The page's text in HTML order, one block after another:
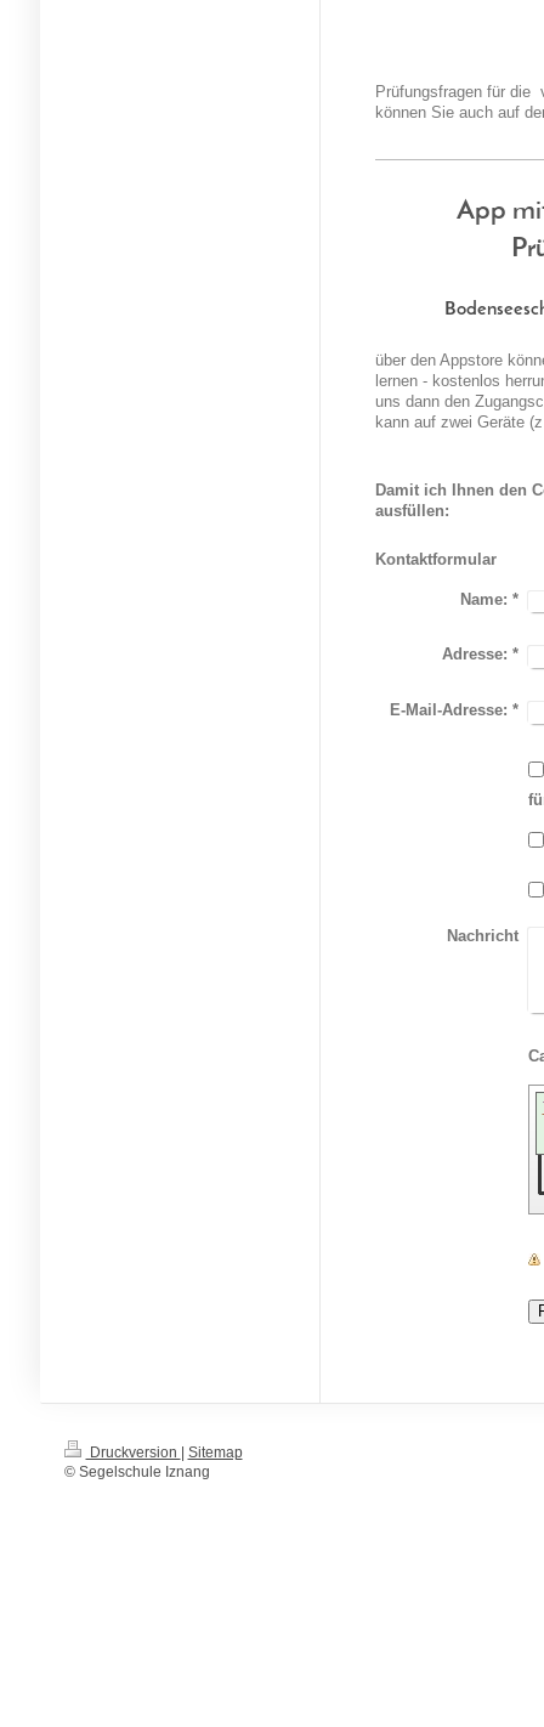
Prüfungsfragen für die
können Sie auch auf
App
über den Appstore
lernen - kostenlos
uns dann den
kann auf zwei Geräte
Damit ich Ihnen den
ausfüllen:
Kontaktformular
Name: *
Adresse: *
E-Mail-Adresse: *
Nachricht
Druckversion
Sitemap
© Segelschule Iznang